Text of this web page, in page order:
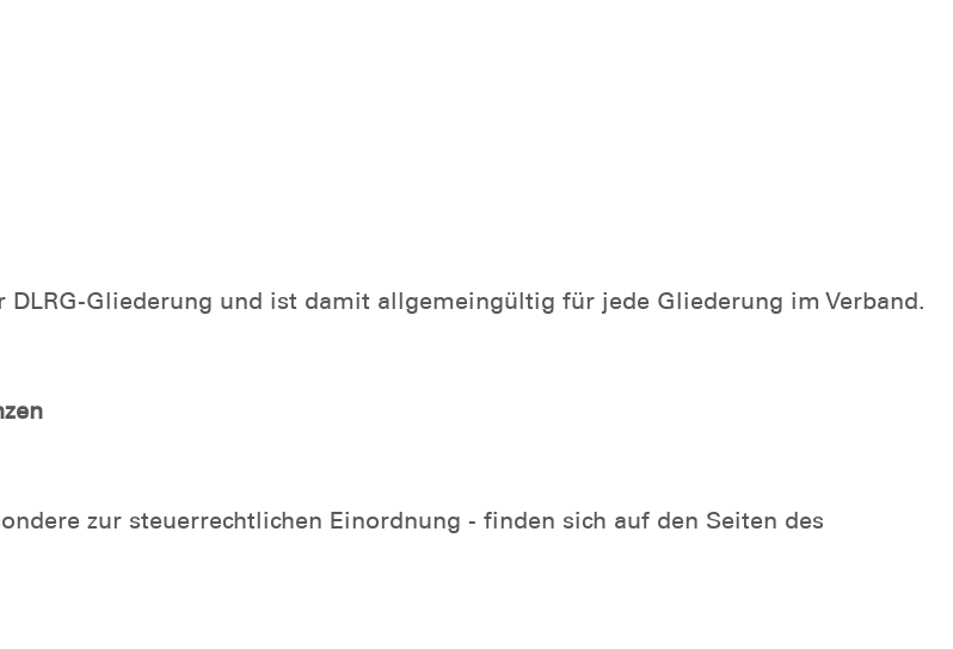
Gliederung und ist damit allgemeingültig für jede Gliederung im Verband.
zur steuerrechtlichen Einordnung - finden sich auf den Seiten des